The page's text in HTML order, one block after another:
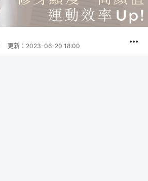
更新： 2023-06-20 18:00